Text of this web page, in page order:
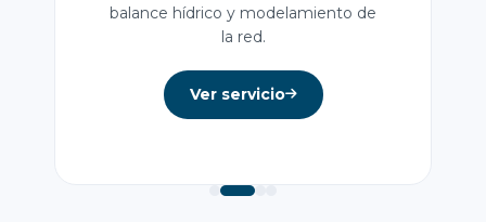
balance hídrico y modelamiento de
la red.
Ver servicio